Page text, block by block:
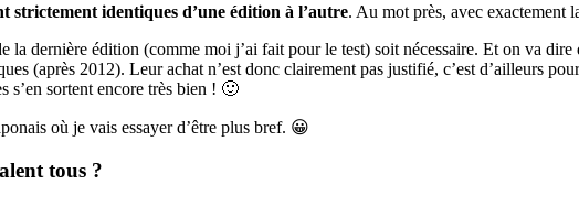
strictement identiques d’une édition à l’autre. Au mot près, avec exactement
la dernière édition (comme moi j’ai fait pour le test) soit nécessaire. Et on va
(après 2012). Leur achat n’est donc clairement pas justifié, c’est d’ailleurs
s’en sortent encore très bien ! 🙂
où je vais essayer d’être plus bref. 😀
tous ?